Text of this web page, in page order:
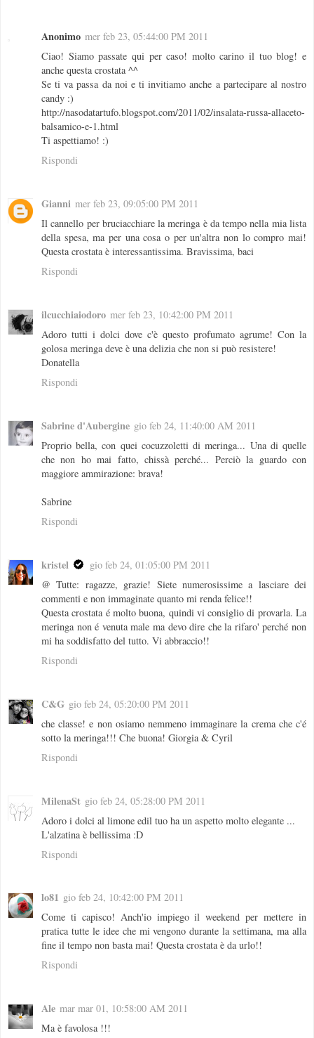
Anonimo mer feb 23, 05:44:00 PM 2011
Ciao! Siamo passate qui per caso! molto carino il tuo blog! e
anche questa crostata ^^
Se ti va passa da noi e ti invitiamo anche a partecipare al nostro
candy :)
http://nasodatartufo.blogspot.com/2011/02/insalata-russa-allaceto-
balsamico-e-1.html
Ti aspettiamo! :)
Rispondi
Gianni mer feb 23, 09:05:00 PM 2011
Il cannello per bruciacchiare la meringa è da tempo nella mia lista
della spesa, ma per una cosa o per un'altra non lo compro mai!
Questa crostata è interessantissima. Bravissima, baci
Rispondi
ilcucchiaiodoro mer feb 23, 10:42:00 PM 2011
Adoro tutti i dolci dove c'è questo profumato agrume! Con la
golosa meringa deve è una delizia che non si può resistere!
Donatella
Rispondi
Sabrine d'Aubergine gio feb 24, 11:40:00 AM 2011
Proprio bella, con quei cocuzzoletti di meringa... Una di quelle
che non ho mai fatto, chissà perché... Perciò la guardo con
maggiore ammirazione: brava!
Sabrine
Rispondi
kristel
gio feb 24, 01:05:00 PM 2011
@ Tutte: ragazze, grazie! Siete numerosissime a lasciare dei
commenti e non immaginate quanto mi renda felice!!
Questa crostata é molto buona, quindi vi consiglio di provarla. La
meringa non é venuta male ma devo dire che la rifaro' perché non
mi ha soddisfatto del tutto. Vi abbraccio!!
Rispondi
C&G gio feb 24, 05:20:00 PM 2011
che classe! e non osiamo nemmeno immaginare la crema che c'é
sotto la meringa!!! Che buona! Giorgia & Cyril
Rispondi
MilenaSt gio feb 24, 05:28:00 PM 2011
Adoro i dolci al limone edil tuo ha un aspetto molto elegante ...
L'alzatina è bellissima :D
Rispondi
lo81 gio feb 24, 10:42:00 PM 2011
Come ti capisco! Anch'io impiego il weekend per mettere in
pratica tutte le idee che mi vengono durante la settimana, ma alla
fine il tempo non basta mai! Questa crostata è da urlo!!
Rispondi
Ale mar mar 01, 10:58:00 AM 2011
Ma è favolosa !!!